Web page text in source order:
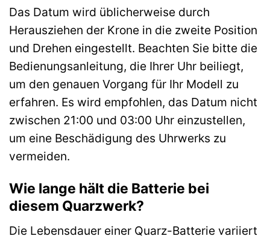
Das Datum wird üblicherweise durch
Herausziehen der Krone in die zweite Position
und Drehen eingestellt. Beachten Sie bitte die
Bedienungsanleitung, die Ihrer Uhr beiliegt,
um den genauen Vorgang für Ihr Modell zu
erfahren. Es wird empfohlen, das Datum nicht
zwischen 21:00 und 03:00 Uhr einzustellen,
um eine Beschädigung des Uhrwerks zu
vermeiden.
Wie lange hält die Batterie bei
diesem Quarzwerk?
Die Lebensdauer einer Quarz-Batterie variiert